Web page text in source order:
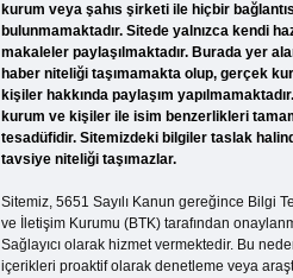
kurum veya şahıs şirketi ile hiçbir
bulunmamaktadır. Sitede yalnızca kendi
makaleler paylaşılmaktadır. Burada yer
haber niteliği taşımamakta olup, gerçek
kişiler hakkında paylaşım
kurum ve kişiler ile isim benzerlikleri
tesadüfidir. Sitemizdeki bilgiler taslak
tavsiye niteliği taşımazlar.
Sitemiz, 5651 Sayılı Kanun gereğince Bilgi
ve İletişim Kurumu (BTK) tarafından
Sağlayıcı olarak hizmet vermektedir. Bu
içerikleri proaktif olarak denetleme veya